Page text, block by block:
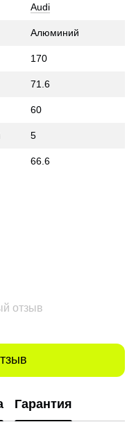
Audi
Алюминий
170
71.6
60
5
66.6
отзыв
Гарантия